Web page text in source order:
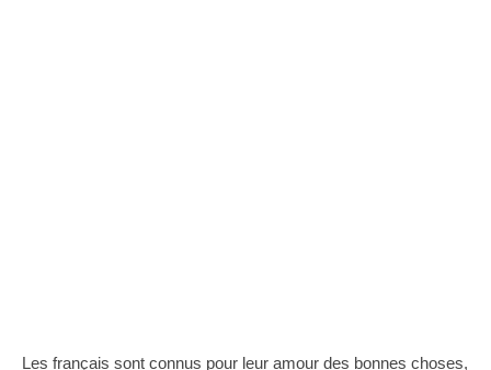
Les français sont connus pour leur amour des bonnes choses,